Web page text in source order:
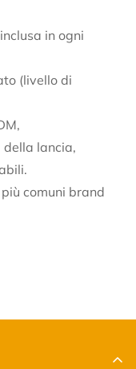
in ogni
(livello di
lancia,
comuni brand
I am